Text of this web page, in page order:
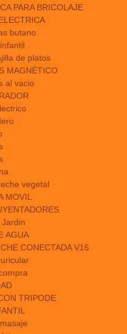
PARA BRICOLAJE
butano
de platos
MAGNÉTICO
al vacio
vegetal
MOVIL
AGUA
CONECTADA V16
TRIPODE